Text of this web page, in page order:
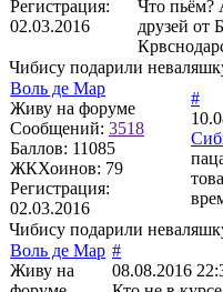
Регистрация:
02.03.2016
Что пьём?
друзей от
Чибису подарили
Воль де Мар
Живу на форуме
Сообщений: 3518
Баллов: 11085
ЖКХоинов: 79
Регистрация:
02.03.2016
#
Чибису подарили
Воль де Мар
Живу на
#
08.08.2016